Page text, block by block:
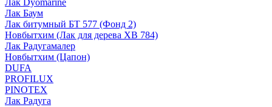
Лак Dyomarine
Лак Баум
Лак битумный БТ 577 (Фонд 2)
Новбытхим (Лак для дерева ХВ 784)
Лак Радугамалер
Новбытхим (Цапон)
DUFA
PROFILUX
PINOTEX
Лак Радуга